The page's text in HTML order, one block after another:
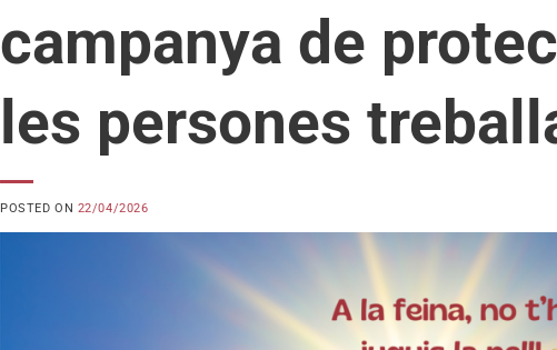
campanya de
les persones
POSTED ON 22/04/2026